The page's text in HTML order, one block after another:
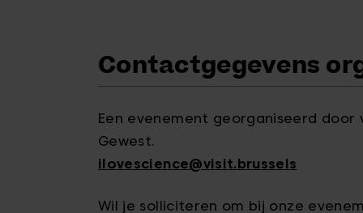
Contactgegevens
Een evenement georganiseerd door
Gewest.
ilovescience@visit.brussels
Wil je solliciteren om bij onze